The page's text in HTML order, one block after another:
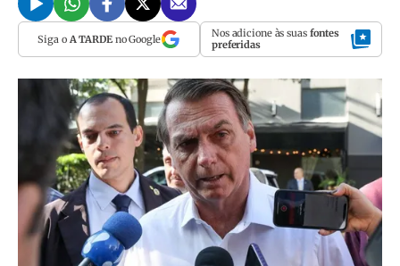
Siga o A TARDEno Google Nos adicione às suas fontes
preferidas